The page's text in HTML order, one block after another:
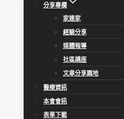
分享專欄
家連家
經驗分享
媒體報導
社區講座
文章分享園地
醫療資訊
本會會訊
表單下載